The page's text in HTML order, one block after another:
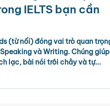
Words quan
IELTS bạn cần
(từ nối) đóng vai trò quan trọng